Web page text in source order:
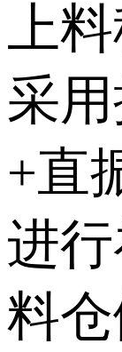
上
采
+直
进
料